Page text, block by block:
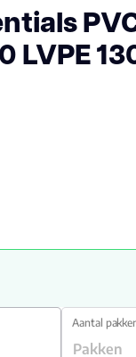
LVPE
Aantal